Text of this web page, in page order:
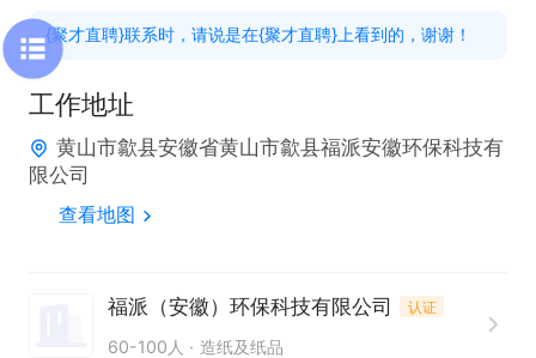
{聚才直聘}联系时，请说是在{聚才直聘}上看到的，谢谢！
工作地址
黄山市歙县安徽省黄山市歙县福派安徽环保科技有
限公司
查看地图
福派（安徽）环保科技有限公司 认证
60-100人 造纸及纸品